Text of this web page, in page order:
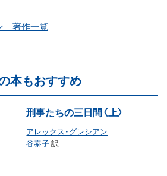
著作一覧
本もおすすめ
刑事たちの三日間〈上〉
アレックス・グレシアン
谷泰子訳